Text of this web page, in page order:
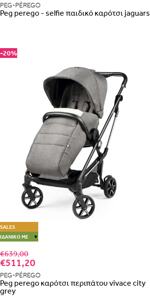
PEG-PÉREGO
Peg perego - selfie παιδικό καρότσι jaguars
-20%
SALES
ΙΔΑΝΙΚΌ ΜΕ
▼
€639,00
€511,20
PEG-PÉREGO
Peg perego καρότσι περιπάτου vivace city
grey